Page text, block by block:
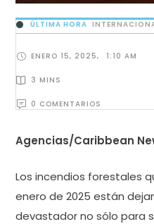
ÚLTIMA HORA
ENERO 15, 2025, 1:10 AM
3 MINS
0 COMENTARIOS
Agencias/Caribbean
Los incendios forestales
enero de 2025 están
devastador no sólo para